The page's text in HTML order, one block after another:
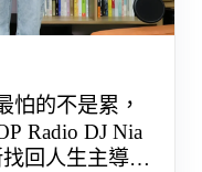
怕的不是累，
Radio DJ Nia
回人生主導權